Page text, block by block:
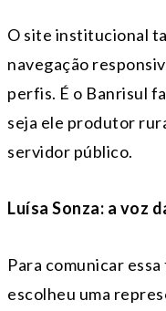
O site institucional
navegação
perfis. É o Banrisul
seja ele produtor
servidor público.
Luísa Sonza: a voz
Para comunicar
escolheu uma